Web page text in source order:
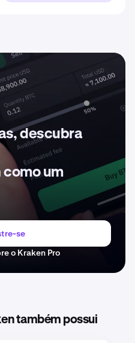
descubra
como um
se
o Kraken Pro
também possui